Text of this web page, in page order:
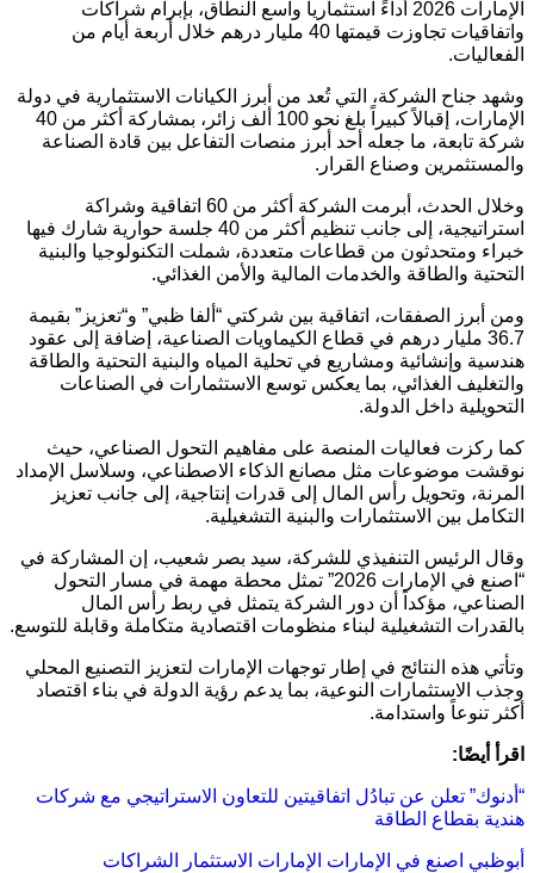
الإمارات 2026
أداءً استثمارياً واسع النطاق، بإبرام شراكات
واتفاقيات تجاوزت قيمتها 40 مليار درهم خلال أربعة أيام من
الفعاليات.
وشهد جناح الشركة، التي تُعد من أبرز الكيانات الاستثمارية في دولة
الإمارات، إقبالاً كبيراً بلغ نحو 100 ألف زائر، بمشاركة أكثر من 40
شركة تابعة، ما جعله أحد أبرز منصات التفاعل بين قادة الصناعة
والمستثمرين وصناع القرار.
وخلال الحدث، أبرمت الشركة أكثر من 60 اتفاقية وشراكة
استراتيجية، إلى جانب تنظيم أكثر من 40 جلسة حوارية شارك فيها
خبراء ومتحدثون من قطاعات متعددة، شملت التكنولوجيا والبنية
التحتية والطاقة والخدمات المالية والأمن الغذائي.
ومن أبرز الصفقات، اتفاقية بين شركتي “ألفا ظبي” و“تعزيز” بقيمة
36.7 مليار درهم في قطاع الكيماويات الصناعية، إضافة إلى عقود
هندسية وإنشائية ومشاريع في تحلية المياه والبنية التحتية والطاقة
والتغليف الغذائي، بما يعكس توسع الاستثمارات في الصناعات
التحويلية داخل الدولة.
كما ركزت فعاليات المنصة على مفاهيم التحول الصناعي، حيث
نوقشت موضوعات مثل مصانع الذكاء الاصطناعي، وسلاسل الإمداد
المرنة، وتحويل رأس المال إلى قدرات إنتاجية، إلى جانب تعزيز
التكامل بين الاستثمارات والبنية التشغيلية.
وقال الرئيس التنفيذي للشركة، سيد بصر شعيب، إن المشاركة في
“اصنع في الإمارات 2026” تمثل محطة مهمة في مسار التحول
الصناعي، مؤكداً أن دور الشركة يتمثل في ربط رأس المال
بالقدرات التشغيلية لبناء منظومات اقتصادية متكاملة وقابلة للتوسع.
وتأتي هذه النتائج في إطار توجهات الإمارات لتعزيز التصنيع المحلي
وجذب الاستثمارات النوعية، بما يدعم رؤية الدولة في بناء اقتصاد
أكثر تنوعاً واستدامة.
اقرأ أيضًا:
“أدنوك” تعلن عن تبادُل اتفاقيتين للتعاون الاستراتيجي مع شركات
هندية بقطاع الطاقة
أبوظبي اصنع في الإمارات الإمارات الاستثمار الشراكات